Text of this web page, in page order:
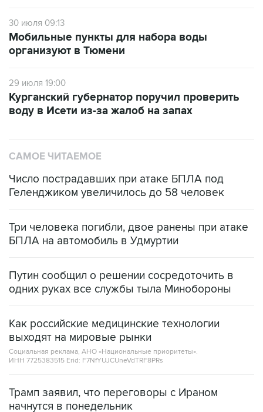
30 июля 09:13
Мобильные пункты для набора воды
организуют в Тюмени
29 июля 19:00
Курганский губернатор поручил проверить
воду в Исети из-за жалоб на запах
САМОЕ ЧИТАЕМОЕ
Число пострадавших при атаке БПЛА под
Геленджиком увеличилось до 58 человек
Три человека погибли, двое ранены при атаке
БПЛА на автомобиль в Удмуртии
Путин сообщил о решении сосредоточить в
одних руках все службы тыла Минобороны
Как российские медицинские технологии
выходят на мировые рынки
Социальная реклама, АНО «Национальные приоритеты».
ИНН 7725383515 Erid: F7NfYUJCUneVdTRF8PRs
Трамп заявил, что переговоры с Ираном
начнутся в понедельник